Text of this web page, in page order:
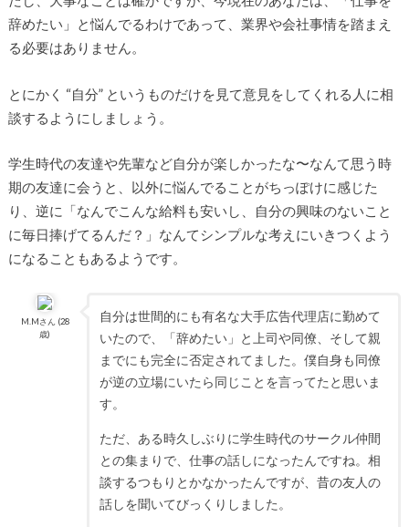
辞めたい」と悩んでるわけであって、業界や会社事情を踏まえ
る必要はありません。
とにかく “自分” というものだけを見て意見をしてくれる人に相
談するようにしましょう。
学生時代の友達や先輩など自分が楽しかったな〜なんて思う時
期の友達に会うと、以外に悩んでることがちっぽけに感じた
り、逆に「なんでこんな給料も安いし、自分の興味のないこと
に毎日捧げてるんだ？」なんてシンプルな考えにいきつくよう
になることもあるようです。
M.Mさん (28
歳)
自分は世間的にも有名な大手広告代理店に勤めて
いたので、「辞めたい」と上司や同僚、そして親
までにも完全に否定されてました。僕自身も同僚
が逆の立場にいたら同じことを言ってたと思いま
す。
ただ、ある時久しぶりに学生時代のサークル仲間
との集まりで、仕事の話しになったんですね。相
談するつもりとかなかったんですが、昔の友人の
話しを聞いてびっくりしました。